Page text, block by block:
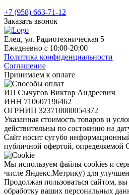
+7 (958) 663-71-12
Заказать звонок
Елец, ул. Радиотехническая 5
Ежедневно с 10:00-20:00
Политика конфиденциальности
Соглашение
Принимаем к оплате
ИП Сычугов Виктор Андреевич
ИНН 710607196462
ОГРНИП 323710000054372
Указанная стоимость товаров и
действительны по состоянию на
Сайт носит сугубо
публичной офертой, определяемой
Мы используем файлы cookies и
числе Яндекс.Метрику) для
Продолжая пользоваться сайтом, вы
обработку ваших персональных